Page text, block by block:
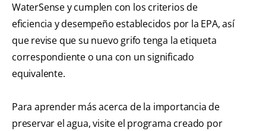
WaterSense y cumplen con los criterios de
eficiencia y desempeño establecidos por la EPA, así
que revise que su nuevo grifo tenga la etiqueta
correspondiente o una con un significado
equivalente.
Para aprender más acerca de la importancia de
preservar el agua, visite el programa creado por